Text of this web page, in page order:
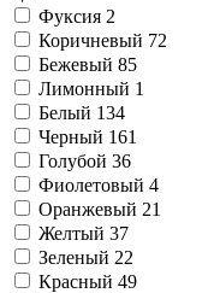
Фуксия 2
Коричневый 72
Бежевый 85
Лимонный 1
Белый 134
Черный 161
Голубой 36
Фиолетовый 4
Оранжевый 21
Желтый 37
Зеленый 22
Красный 49